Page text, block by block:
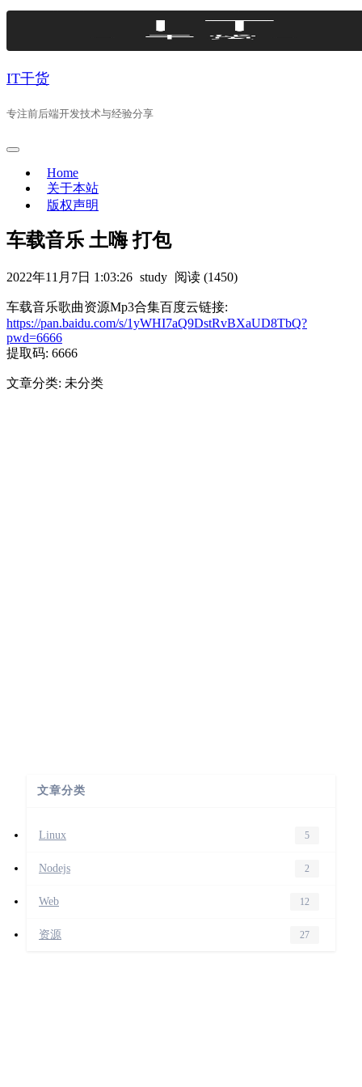
Skip
IT干货
专注前后端开发技术与经验分享
Home
关于本站
版权声明
车载音乐 土嗨 打包
2022年11月7日 1:03:26 study 阅读 (1450)
车载音乐歌曲资源Mp3合集百度云链接:
https://pan.baidu.com/s/1yWHI7aQ9DstRvBXaUD8TbQ?
pwd=6666
提取码: 6666
文章分类: 未分类
文章分类
Linux 5
Nodejs 2
Web 12
资源 27